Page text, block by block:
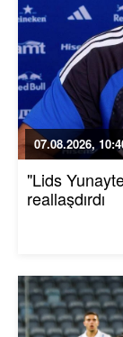
07.08.2026,
"Lids
reallaşdırdı